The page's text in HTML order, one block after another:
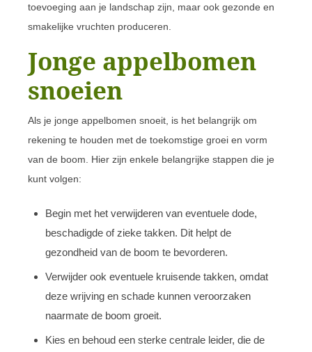
toevoeging aan je landschap zijn, maar ook gezonde en
smakelijke vruchten produceren.
Jonge appelbomen
snoeien
Als je jonge appelbomen snoeit, is het belangrijk om
rekening te houden met de toekomstige groei en vorm
van de boom. Hier zijn enkele belangrijke stappen die je
kunt volgen:
Begin met het verwijderen van eventuele dode,
beschadigde of zieke takken. Dit helpt de
gezondheid van de boom te bevorderen.
Verwijder ook eventuele kruisende takken, omdat
deze wrijving en schade kunnen veroorzaken
naarmate de boom groeit.
Kies en behoud een sterke centrale leider, die de